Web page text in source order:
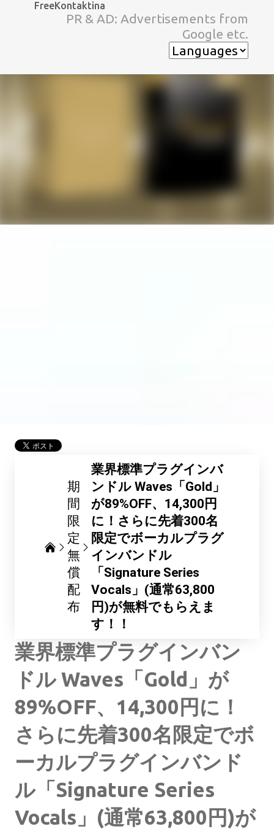
スキップしてメイン コンテンツに移動
FreeKontaktina
PR & AD: Advertisements from
Google etc.
期
間
限
定
無
償
配
布
業界標準プラグインバ
ンドル Waves「Gold」
が89%OFF、14,300円
に！さらに先着300名
限定でボーカルプラグ
インバンドル
「Signature Series
Vocals」(通常63,800
円)が無料でもらえま
す！！
業界標準プラグインバン
ドル Waves「Gold」が
89%OFF、14,300円に！
さらに先着300名限定でボ
ーカルプラグインバンド
ル「Signature Series
Vocals」(通常63,800円)が